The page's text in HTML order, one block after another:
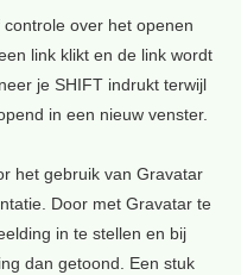
over het openen
link klikt en de link wordt
je SHIFT indrukt terwijl
in een nieuw venster.
het gebruik van Gravatar
Door met Gravatar te
in te stellen en bij
dan getoond. Een stuk